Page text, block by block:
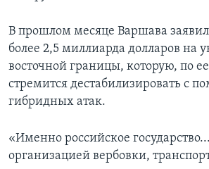
В прошлом месяце Варшава
более 2,5 миллиарда долларов на
восточной границы, которую, по
стремится дестабилизировать с
гибридных атак.
«Именно российское
организацией вербовки,